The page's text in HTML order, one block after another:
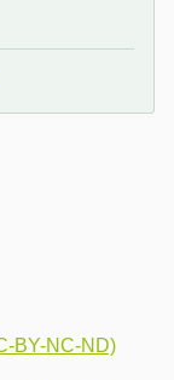
BY-NC-ND)